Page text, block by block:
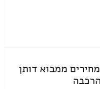
ממבוא דותן